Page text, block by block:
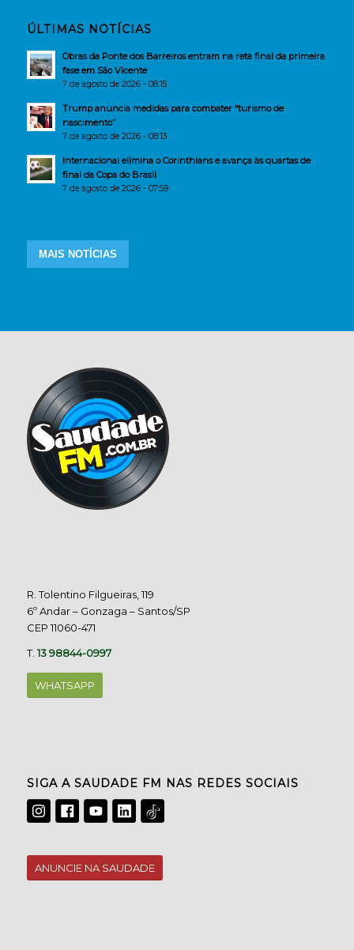
ÚLTIMAS NOTÍCIAS
Obras da Ponte dos Barreiros entram na reta final da primeira
fase em São Vicente
7 de agosto de 2026 - 08:15
Trump anuncia medidas para combater “turismo de
nascimento”
7 de agosto de 2026 - 08:13
Internacional elimina o Corinthians e avança às quartas de
final da Copa do Brasil
7 de agosto de 2026 - 07:59
MAIS NOTÍCIAS
R. Tolentino Filgueiras, 119
6º Andar – Gonzaga – Santos/SP
CEP 11060-471
T.13 98844-0997
WHATSAPP
SIGA A SAUDADE FM NAS REDES SOCIAIS
ANUNCIE NA SAUDADE